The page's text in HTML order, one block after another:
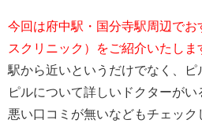
今回は府中駅・国分寺駅周辺でお
スクリニック）をご紹介いたしま
駅から近いというだけでなく、ピ
ピルについて詳しいドクターが
悪い口コミが無いなどもチェック